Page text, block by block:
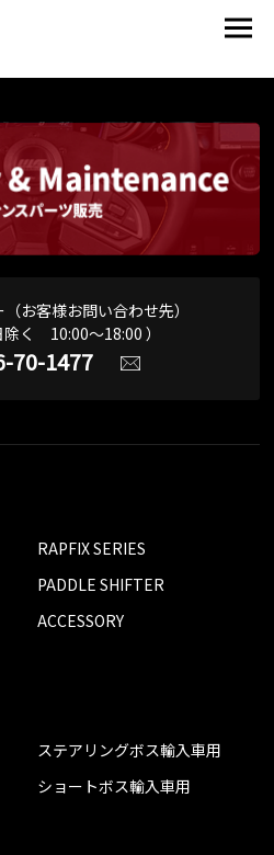
お客様お問い合わせ先）
除く 10:00～18:00 ）
70-1477
RAPFIX SERIES
PADDLE SHIFTER
ACCESSORY
ステアリングボス輸入車用
ショートボス輸入車用